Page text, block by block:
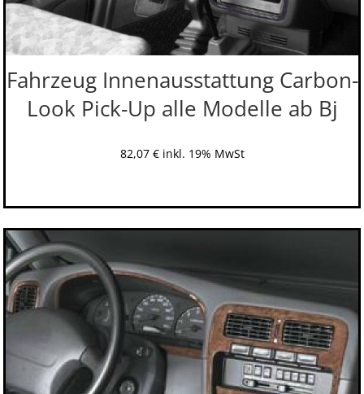
Fahrzeug Innenausstattung Carbon-
Look Pick-Up alle Modelle ab Bj
82,07 € inkl. 19% MwSt